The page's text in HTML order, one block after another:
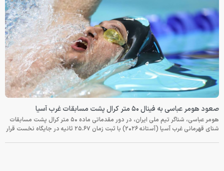
صعود هومر عباسی به فینال ۵۰ متر کرال پشت مسابقات غرب آسیا
هومر عباسی، شناگر تیم ملی ایران، در دور مقدماتی ماده ۵۰ متر کرال پشت مسابقات
شنای قهرمانی غرب آسیا (آستانه ۲۰۲۶) با ثبت زمان ۲۵.۶۷ ثانیه در جایگاه نخست قرار